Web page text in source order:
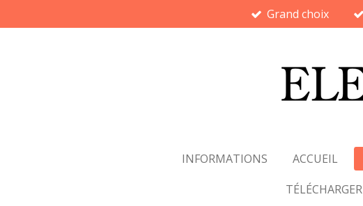
au
Grand choix
INFORMATIONS ACCUEIL
TÉLÉCHARGER